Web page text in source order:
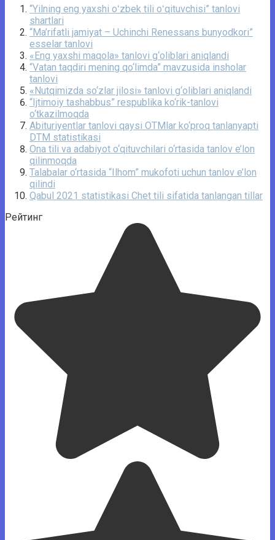
“Yilning eng yaxshi oʻzbek tili oʻqituvchisi” tanlovi
shartlari
“Ma’rifatli jamiyat – Uchinchi Renessans bunyodkori”
esselar tanlovi
«Eng yaxshi maqola» tanlovi g‘oliblari aniqlandi
“Vatan taqdiri mening qo‘limda” mavzusida insholar
tanlovi
«Nutqimizda so‘zlar jilosi» tanlovi g‘oliblari aniqlandi
“Ijtimoiy tashabbus” respublika ko‘rik-tanlovi
o‘tkazilmoqda
Abituriyentlar tanlovi qaysi OTMlar ko‘proq tanlanyapti
DTM statistikasi
Ona tili va adabiyot o‘qituvchilari o‘rtasida tanlov e’lon
qilinmoqda
Talabalar o‘rtasida “Ilhom” mukofoti uchun tanlov e’lon
qilindi
Qabul 2021 statistikasi Chet tili sifatida tanlangan tillar
Рейтинг